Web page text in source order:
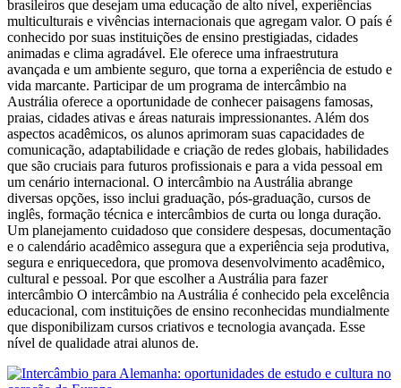
brasileiros que desejam uma educação de alto nível, experiências
multiculturais e vivências internacionais que agregam valor. O país é
conhecido por suas instituições de ensino prestigiadas, cidades
animadas e clima agradável. Ele oferece uma infraestrutura
avançada e um ambiente seguro, que torna a experiência de estudo e
vida marcante. Participar de um programa de intercâmbio na
Austrália oferece a oportunidade de conhecer paisagens famosas,
praias, cidades ativas e áreas naturais impressionantes. Além dos
aspectos acadêmicos, os alunos aprimoram suas capacidades de
comunicação, adaptabilidade e criação de redes globais, habilidades
que são cruciais para futuros profissionais e para a vida pessoal em
um cenário internacional. O intercâmbio na Austrália abrange
diversas opções, isso inclui graduação, pós-graduação, cursos de
inglês, formação técnica e intercâmbios de curta ou longa duração.
Um planejamento cuidadoso que considere despesas, documentação
e o calendário acadêmico assegura que a experiência seja produtiva,
segura e enriquecedora, que promova desenvolvimento acadêmico,
cultural e pessoal. Por que escolher a Austrália para fazer
intercâmbio O intercâmbio na Austrália é conhecido pela excelência
educacional, com instituições de ensino reconhecidas mundialmente
que disponibilizam cursos criativos e tecnologia avançada. Esse
nível de qualidade atrai alunos de.